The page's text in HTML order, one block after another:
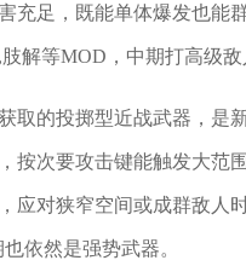
充足，既能单体爆发也能
解等MOD，中期打高级敌
取的投掷型近战武器，是
按次要攻击键能触发大范
应对狭窄空间或成群敌人
依然是强势武器。